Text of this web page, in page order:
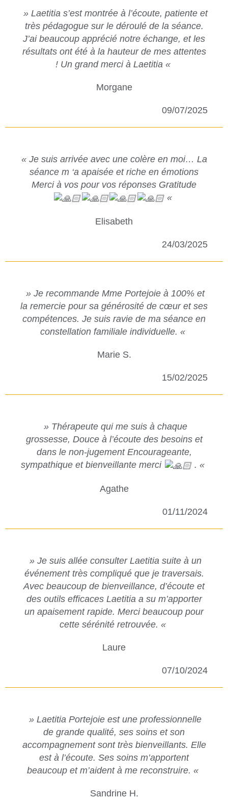
» Laetitia s’est montrée à l’écoute, patiente et
très pédagogue sur le déroulé de la séance.
J’ai beaucoup apprécié notre échange, et les
résultats ont été à la hauteur de mes attentes
! Un grand merci à Laetitia «
Morgane
09/07/2025
« Je suis arrivée avec une colère en moi… La
séance m ‘a apaisée et riche en émotions
Merci à vos pour vos réponses Gratitude
«
Elisabeth
24/03/2025
» Je recommande Mme Portejoie à 100% et
la remercie pour sa générosité de cœur et ses
compétences. Je suis ravie de ma séance en
constellation familiale individuelle. «
Marie S.
15/02/2025
» Thérapeute qui me suis à chaque
grossesse, Douce à l’écoute des besoins et
dans le non-jugement Encourageante,
sympathique et bienveillante merci
. «
Agathe
01/11/2024
» Je suis allée consulter Laetitia suite à un
événement très compliqué que je traversais.
Avec beaucoup de bienveillance, d’écoute et
des outils efficaces Laetitia a su m’apporter
un apaisement rapide. Merci beaucoup pour
cette sérénité retrouvée. «
Laure
07/10/2024
» Laetitia Portejoie est une professionnelle
de grande qualité, ses soins et son
accompagnement sont très bienveillants. Elle
est à l’écoute. Ses soins m’apportent
beaucoup et m’aident à me reconstruire. «
Sandrine H.